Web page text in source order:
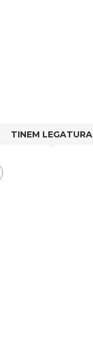
TINEM LEGATURA